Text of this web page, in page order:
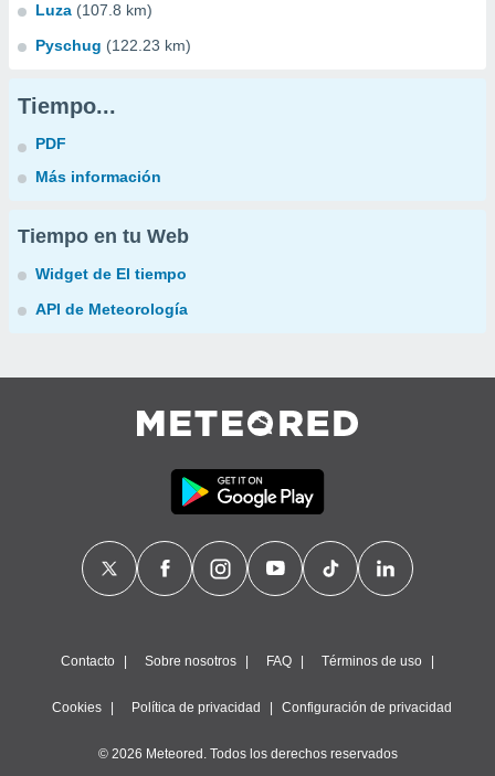
Luza (107.8 km)
Pyschug (122.23 km)
Tiempo...
PDF
Más información
Tiempo en tu Web
Widget de El tiempo
API de Meteorología
Contacto Sobre nosotros FAQ Términos de uso
Cookies Política de privacidad Configuración de privacidad
© 2026 Meteored. Todos los derechos reservados